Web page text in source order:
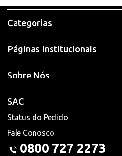
Categorias
Páginas Institucionais
Sobre Nós
SAC
Status do Pedido
Fale Conosco
0800 727 2273